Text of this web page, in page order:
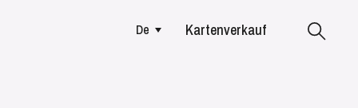
De Kartenverkauf